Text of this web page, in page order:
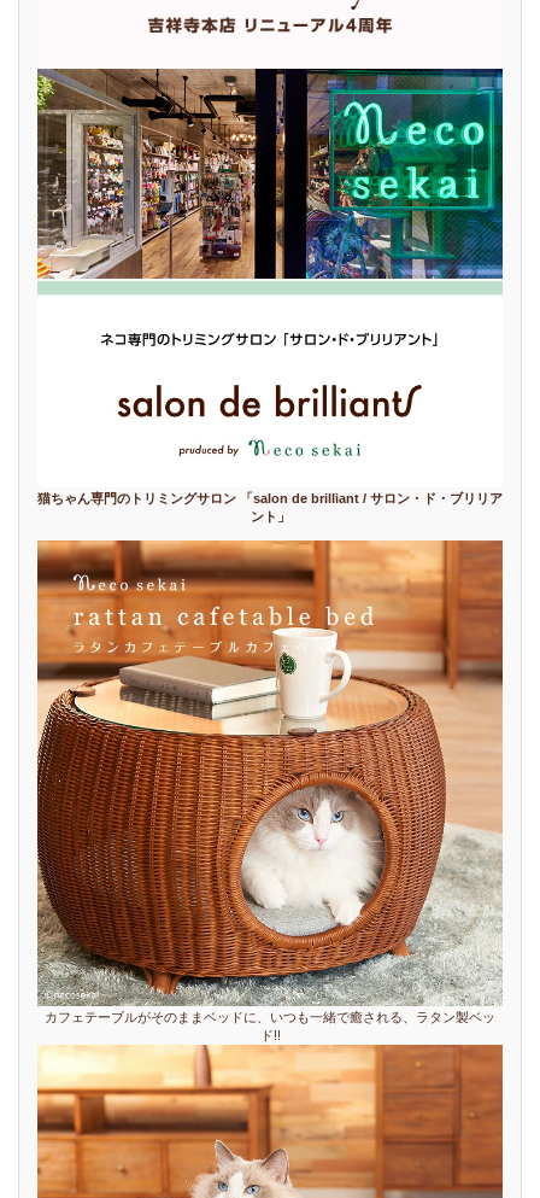
猫ちゃん専門のトリミングサロン 「salon de brilliant / サロン・ド・ブリリア
ント」
カフェテーブルがそのままベッドに、いつも一緒で癒される、ラタン製ベッ
ド!!